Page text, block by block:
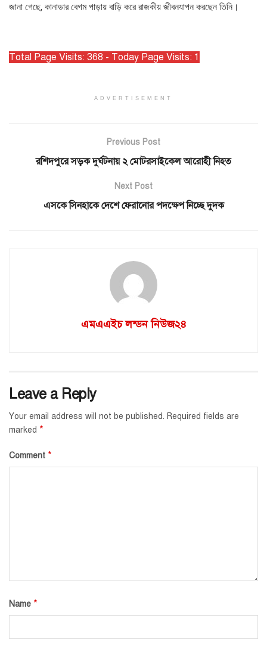
জানা গেছে, কানাডার বেগম পাড়ায় বাড়ি করে রাজকীয় জীবনযাপন করছেন তিনি।
Total Page Visits: 368 - Today Page Visits: 1
ADVERTISEMENT
Previous Post
রশিদপুরে সড়ক দুর্ঘটনায় ২ মোটরসাইকেল আরোহী নিহত
Next Post
এসকে সিনহাকে দেশে ফেরানোর পদক্ষেপ নিচ্ছে দুদক
এমএএইচ লন্ডন নিউজ২৪
Leave a Reply
Your email address will not be published. Required fields are
marked *
Comment *
Name *